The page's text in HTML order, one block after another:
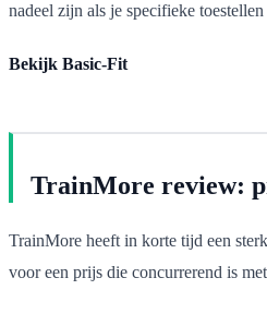
nadeel zijn als je specifieke
Bekijk Basic-Fit
TrainMore review:
TrainMore heeft in korte tijd een
voor een prijs die concurrerend is